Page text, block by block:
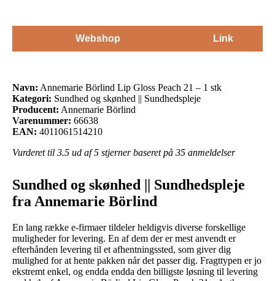
Webshop Link
Navn: Annemarie Börlind Lip Gloss Peach 21 – 1 stk
Kategori: Sundhed og skønhed || Sundhedspleje
Producent: Annemarie Börlind
Varenummer: 66638
EAN: 4011061514210
Vurderet til 3.5 ud af 5 stjerner baseret på 35 anmeldelser
Sundhed og skønhed || Sundhedspleje
fra Annemarie Börlind
En lang række e-firmaer tildeler heldigvis diverse forskellige
muligheder for levering. En af dem der er mest anvendt er
efterhånden levering til et afhentningssted, som giver dig
mulighed for at hente pakken når det passer dig. Fragttypen er jo
ekstremt enkel, og endda endda den billigste løsning til levering